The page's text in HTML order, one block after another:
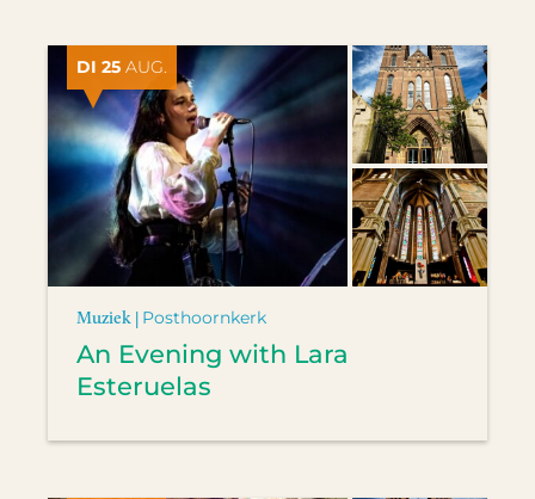
DI 25 AUG.
Muziek | Posthoornkerk
An Evening with Lara
Esteruelas